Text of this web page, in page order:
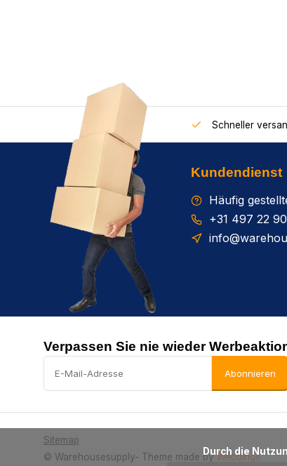
Schneller
Kundendienst
Häufig
+31 497 22
Verpassen Sie nie wieder
Abonnieren
Sitemap
© Warehousesupply- Theme made byWebdinge
      Durch die Nutzung unserer Webseite stimmen Sie dem Gebrauch von Cookies zur Verbesserung dieser Seite zu.